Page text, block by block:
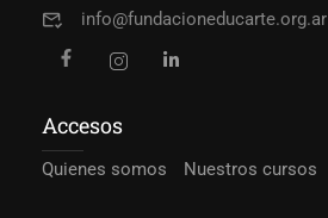
info@fundacioneducarte.org.ar
Accesos
Quienes somos Nuestros cursos